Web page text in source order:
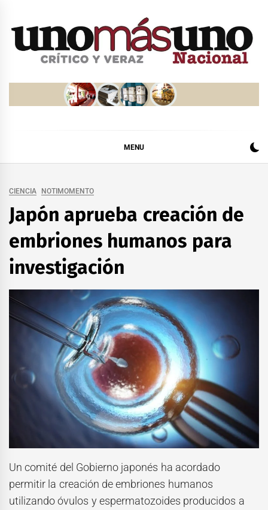
MENU
CIENCIA NOTIMOMENTO
Japón aprueba creación de
embriones humanos para
investigación
Un comité del Gobierno japonés ha acordado
permitir la creación de embriones humanos
utilizando óvulos y espermatozoides producidos a